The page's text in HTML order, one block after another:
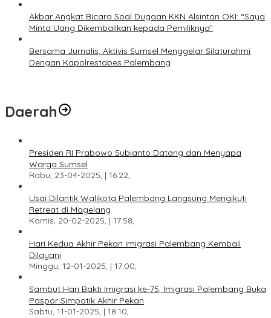
Akbar Angkat Bicara Soal Dugaan KKN Alsintan OKI: “Saya
Minta Uang Dikembalikan kepada Pemiliknya”
Bersama Jurnalis, Aktivis Sumsel Menggelar Silaturahmi
Dengan Kapolrestabes Palembang
Daerah
Presiden RI Prabowo Subianto Datang dan Menyapa
Warga Sumsel
Rabu, 23-04-2025, | 16:22,
Usai Dilantik Walikota Palembang Langsung Mengikuti
Retreat di Magelang
Kamis, 20-02-2025, | 17:58,
Hari Kedua Akhir Pekan Imigrasi Palembang Kembali
Dilayani
Minggu, 12-01-2025, | 17:00,
Sambut Hari Bakti Imigrasi ke-75, Imigrasi Palembang Buka
Paspor Simpatik Akhir Pekan
Sabtu, 11-01-2025, | 18:10,